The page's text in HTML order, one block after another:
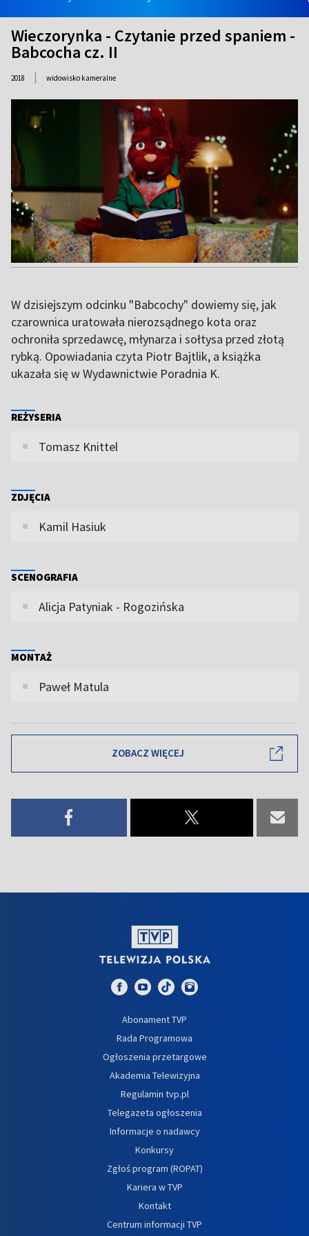
Wieczorynka - Czytanie przed spaniem -
Babcocha cz. II
2018 | widowisko kameralne
W dzisiejszym odcinku "Babcochy" dowiemy się, jak
czarownica uratowała nierozsądnego kota oraz
ochroniła sprzedawcę, młynarza i sołtysa przed złotą
rybką. Opowiadania czyta Piotr Bajtlik, a książka
ukazała się w Wydawnictwie Poradnia K.
REŻYSERIA
Tomasz Knittel
ZDJĘCIA
Kamil Hasiuk
SCENOGRAFIA
Alicja Patyniak - Rogozińska
MONTAŻ
Paweł Matula
ZOBACZ WIĘCEJ
Abonament TVP
Rada Programowa
Ogłoszenia przetargowe
Akademia Telewizyjna
Regulamin tvp.pl
Telegazeta ogłoszenia
Informacje o nadawcy
Konkursy
Zgłoś program (ROPAT)
Kariera w TVP
Kontakt
Centrum informacji TVP